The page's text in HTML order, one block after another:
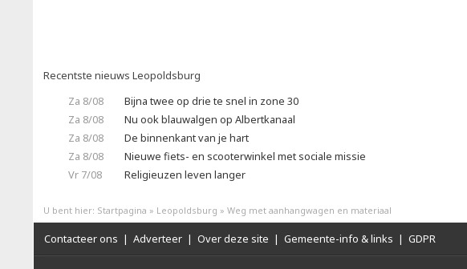
Recentste nieuws Leopoldsburg
Za 8/08
Bijna twee op drie te snel in zone 30
Za 8/08
Nu ook blauwalgen op Albertkanaal
Za 8/08
De binnenkant van je hart
Za 8/08
Nieuwe fiets- en scooterwinkel met sociale missie
Vr 7/08
Religieuzen leven langer
U bent hier: Startpagina » Leopoldsburg » Weg met aanhangwagen en materiaal
Contacteer ons | Adverteer | Over deze site | Gemeente-info & links | GDPR